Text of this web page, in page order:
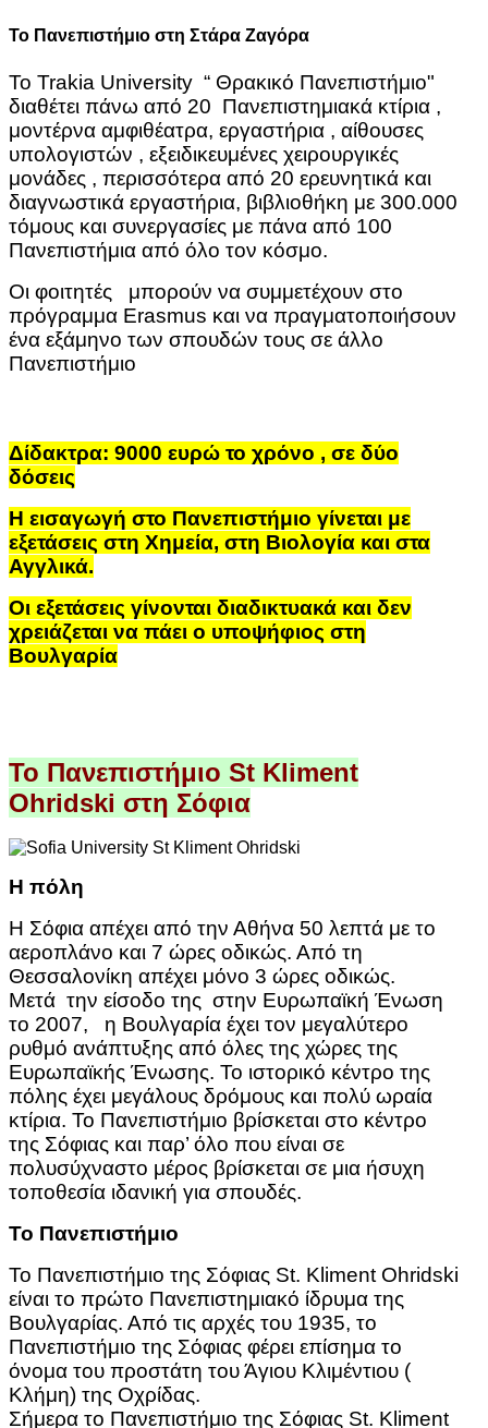
Το Πανεπιστήμιο στη Στάρα Ζαγόρα
Το Trakia University “ Θρακικό Πανεπιστήμιο"
διαθέτει πάνω από 20 Πανεπιστημιακά κτίρια ,
μοντέρνα αμφιθέατρα, εργαστήρια , αίθουσες
υπολογιστών , εξειδικευμένες χειρουργικές
μονάδες , περισσότερα από 20 ερευνητικά και
διαγνωστικά εργαστήρια, βιβλιοθήκη με 300.000
τόμους και συνεργασίες με πάνα από 100
Πανεπιστήμια από όλο τον κόσμο.
Οι φοιτητές μπορούν να συμμετέχουν στο
πρόγραμμα Erasmus και να πραγματοποιήσουν
ένα εξάμηνο των σπουδών τους σε άλλο
Πανεπιστήμιο
Δίδακτρα: 9000 ευρώ το χρόνο , σε δύο
δόσεις
Η εισαγωγή στο Πανεπιστήμιο γίνεται με
εξετάσεις στη Χημεία, στη Βιολογία και στα
Αγγλικά.
Οι εξετάσεις γίνονται διαδικτυακά και δεν
χρειάζεται να πάει ο υποψήφιος στη
Βουλγαρία
Το Πανεπιστήμιο St Kliment
Ohridski στη Σόφια
Η πόλη
Η Σόφια απέχει από την Αθήνα 50 λεπτά με το
αεροπλάνο και 7 ώρες οδικώς. Από τη
Θεσσαλονίκη απέχει μόνο 3 ώρες οδικώς.
Μετά την είσοδο της στην Ευρωπαϊκή Ένωση
το 2007, η Βουλγαρία έχει τον μεγαλύτερο
ρυθμό ανάπτυξης από όλες της χώρες της
Ευρωπαϊκής Ένωσης. Το ιστορικό κέντρο της
πόλης έχει μεγάλους δρόμους και πολύ ωραία
κτίρια. Το Πανεπιστήμιο βρίσκεται στο κέντρο
της Σόφιας και παρ’ όλο που είναι σε
πολυσύχναστο μέρος βρίσκεται σε μια ήσυχη
τοποθεσία ιδανική για σπουδές.
Το Πανεπιστήμιο
Το Πανεπιστήμιο της Σόφιας St. Kliment Ohridski
είναι το πρώτο Πανεπιστημιακό ίδρυμα της
Βουλγαρίας. Από τις αρχές του 1935, το
Πανεπιστήμιο της Σόφιας φέρει επίσημα το
όνομα του προστάτη του Άγιου Κλιμέντιου (
Κλήμη) της Οχρίδας.
Σήμερα το Πανεπιστήμιο της Σόφιας St. Kliment